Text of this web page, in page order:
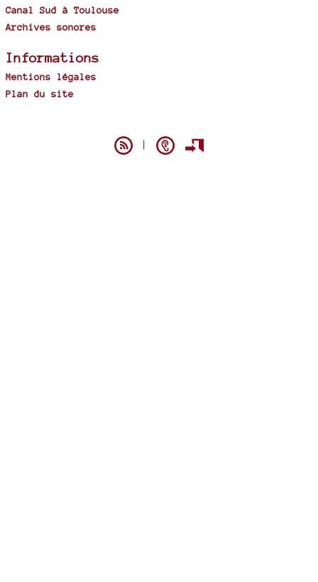
Canal Sud à Toulouse
Archives sonores
Informations
Mentions légales
Plan du site
|